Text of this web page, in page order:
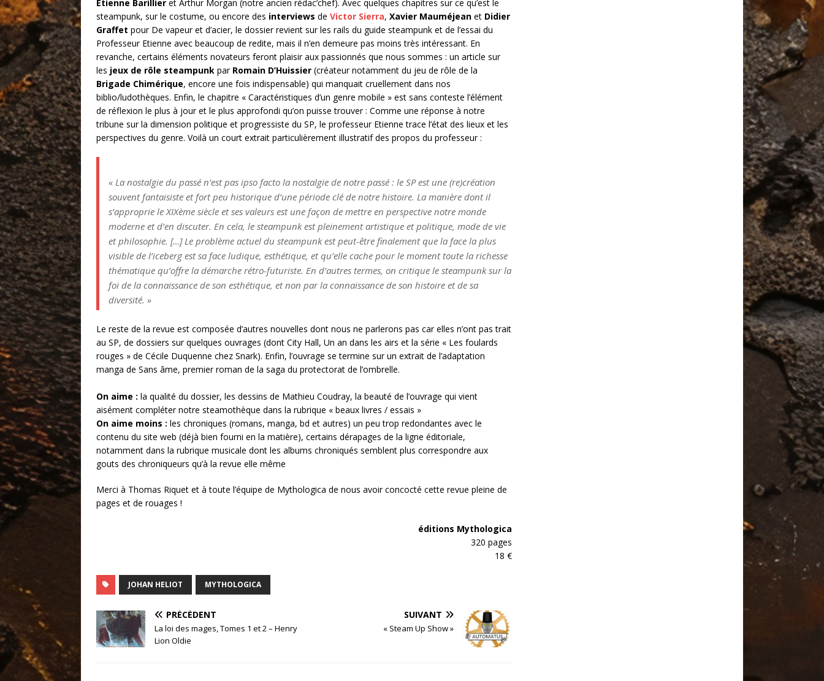
Etienne Barillier et Arthur Morgan (notre ancien rédac’chef). Avec quelques chapitres sur ce qu’est le
steampunk, sur le costume, ou encore des interviews de Victor Sierra, Xavier Mauméjean et Didier
Graffet pour De vapeur et d’acier, le dossier revient sur les rails du guide steampunk et de l’essai du
Professeur Etienne avec beaucoup de redite, mais il n’en demeure pas moins très intéressant. En
revanche, certains éléments novateurs feront plaisir aux passionnés que nous sommes : un article sur
les jeux de rôle steampunk par Romain D’Huissier (créateur notamment du jeu de rôle de la
Brigade Chimérique, encore une fois indispensable) qui manquait cruellement dans nos
biblio/ludothèques. Enfin, le chapitre « Caractéristiques d’un genre mobile » est sans conteste l’élément
de réflexion le plus à jour et le plus approfondi qu’on puisse trouver : Comme une réponse à notre
tribune sur la dimension politique et progressiste du SP, le professeur Etienne trace l’état des lieux et les
perspectives du genre. Voilà un court extrait particulièrement illustratif des propos du professeur :
« La nostalgie du passé n’est pas ipso facto la nostalgie de notre passé : le SP est une (re)création
souvent fantaisiste et fort peu historique d’une période clé de notre histoire. La manière dont il
s’approprie le XIXème siècle et ses valeurs est une façon de mettre en perspective notre monde
moderne et d’en discuter. En cela, le steampunk est pleinement artistique et politique, mode de vie
et philosophie. […] Le problème actuel du steampunk est peut-être finalement que la face la plus
visible de l’iceberg est sa face ludique, esthétique, et qu’elle cache pour le moment toute la richesse
thématique qu’offre la démarche rétro-futuriste. En d’autres termes, on critique le steampunk sur la
foi de la connaissance de son esthétique, et non par la connaissance de son histoire et de sa
diversité. »
Le reste de la revue est composée d’autres nouvelles dont nous ne parlerons pas car elles n’ont pas trait
au SP, de dossiers sur quelques ouvrages (dont City Hall, Un an dans les airs et la série « Les foulards
rouges » de Cécile Duquenne chez Snark). Enfin, l’ouvrage se termine sur un extrait de l’adaptation
manga de Sans âme, premier roman de la saga du protectorat de l’ombrelle.
On aime : la qualité du dossier, les dessins de Mathieu Coudray, la beauté de l’ouvrage qui vient
aisément compléter notre steamothèque dans la rubrique « beaux livres / essais »
On aime moins : les chroniques (romans, manga, bd et autres) un peu trop redondantes avec le
contenu du site web (déjà bien fourni en la matière), certains dérapages de la ligne éditoriale,
notamment dans la rubrique musicale dont les albums chroniqués semblent plus correspondre aux
gouts des chroniqueurs qu’à la revue elle même
Merci à Thomas Riquet et à toute l’équipe de Mythologica de nous avoir concocté cette revue pleine de
pages et de rouages !
éditions Mythologica
320 pages
18 €
JOHAN HELIOT MYTHOLOGICA
PRÉCÉDENT
La loi des mages, Tomes 1 et 2 – Henry
Lion Oldie
SUIVANT
« Steam Up Show »